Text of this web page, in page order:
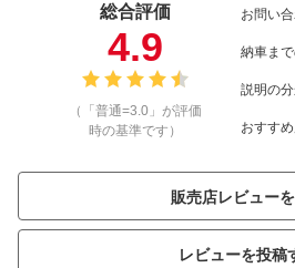
総合評価
4.9
（「普通=3.0」が評価
時の基準です）
お問い
納車ま
説明の
おすす
販売店レビュー
レビューを投稿